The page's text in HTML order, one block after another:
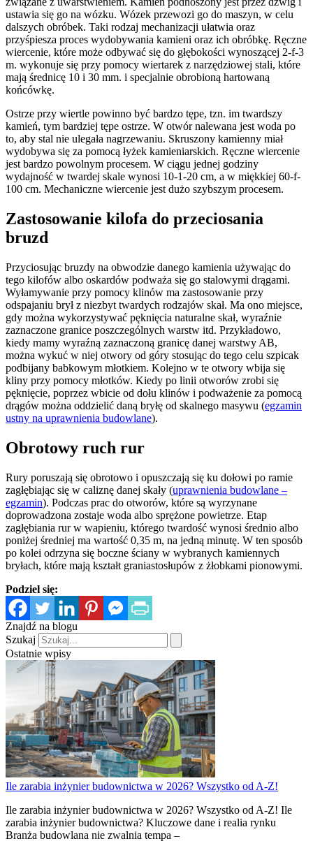
ustawia się go na wózku. Wózek przewozi go do maszyn, w celu
dalszych obróbek. Taki rodzaj mechanizacji ułatwia oraz
przyśpiesza proces wydobywania kamieni oraz ich obróbkę. Ręczne
wiercenie, które może odbywać się do głębokości wynoszącej 2-f-3
m. wykonuje się przy pomocy wiertarek z narzędziowej stali, które
mają średnicę 10 i 30 mm. i specjalnie obrobioną hartowaną
końcówkę.
Ostrze przy wiertle powinno być bardzo tępe, tzn. im twardszy
kamień, tym bardziej tępe ostrze. W otwór nalewana jest woda po
to, aby stal nie ulegała nagrzewaniu. Skruszony kamienny miał
wydobywa się za pomocą łyżek kamieniarskich. Ręczne wiercenie
jest bardzo powolnym procesem. W ciągu jednej godziny
wydajność w twardej skale wynosi 10-1-20 cm, a w miękkiej 60-f-
100 cm. Mechaniczne wiercenie jest dużo szybszym procesem.
Zastosowanie kilofa do przeciosania
bruzd
Przyciosując bruzdy na obwodzie danego kamienia używając do
tego kilofów albo oskardów podważa się go stalowymi drągami.
Wyłamywanie przy pomocy klinów ma zastosowanie przy
odspajaniu brył z niezbyt twardych rodzajów skał. Ma ono miejsce,
gdy można wykorzystywać pęknięcia naturalne skał, wyraźnie
zaznaczone granice poszczególnych warstw itd. Przykładowo,
kiedy mamy wyraźną zaznaczoną granicę danej warstwy AB,
można wykuć w niej otwory od góry stosując do tego celu szpicak
podbijany babkowym młotkiem. Kolejno w te otwory wbija się
kliny przy pomocy młotków. Kiedy po linii otworów zrobi się
pęknięcie, poprzez wbicie od dołu klinów i podważenie za pomocą
drągów można oddzielić daną bryłę od skalnego masywu (egzamin
ustny na uprawnienia budowlane).
Obrotowy ruch rur
Rury poruszają się obrotowo i opuszczają się ku dołowi po ramie
zagłębiając się w caliznę danej skały (uprawnienia budowlane –
egzamin). Podczas prac do otworów, które są wyrzynane
doprowadzona zostaje woda albo sprężone powietrze. Etap
zagłębiania rur w wapieniu, którego twardość wynosi średnio albo
poniżej średniej ma wartość 0,35 m, na jedną minutę. W ten sposób
po kolei odrzyna się boczne ściany w wybranych kamiennych
bryłach, które mają kształt graniastosłupów z żłobkami pionowymi.
Podziel się:
Znajdź na blogu
Szukaj
Ostatnie wpisy
Ile zarabia inżynier budownictwa w 2026? Wszystko od A-Z!
Ile zarabia inżynier budownictwa w 2026? Wszystko od A-Z! Ile
zarabia inżynier budownictwa? Kluczowe dane i realia rynku
Branża budowlana nie zwalnia tempa –